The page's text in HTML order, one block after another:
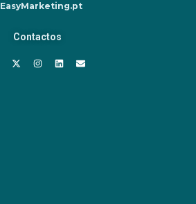
EasyMarketing.pt
Contactos